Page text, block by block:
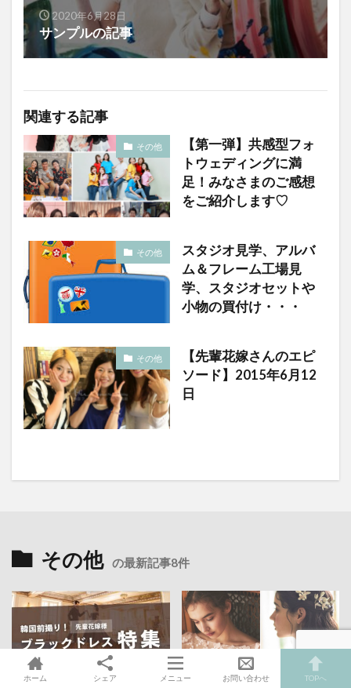
2020年6月28日
サンプルの記事
関連する記事
その他
【第一弾】共感型フォ
トウェディングに満
足！みなさまのご感想
をご紹介します♡
その他
スタジオ見学、アルバ
ム＆フレーム工場見
学、スタジオセットや
小物の買付け・・・
その他
【先輩花嫁さんのエピ
ソード】2015年6月12
日
その他 の最新記事8件
ホーム シェア メニュー お問い合わせ TOPへ